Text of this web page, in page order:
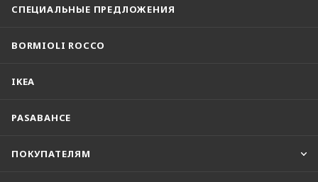
СПЕЦИАЛЬНЫЕ ПРЕДЛОЖЕНИЯ
BORMIOLI ROCCO
IKEA
PASABAHCE
ПОКУПАТЕЛЯМ